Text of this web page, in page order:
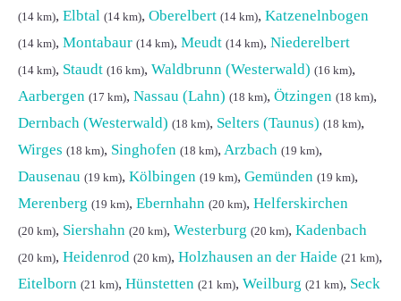
(14 km), Elbtal (14 km), Oberelbert (14 km), Katzenelnbogen
(14 km), Montabaur (14 km), Meudt (14 km), Niederelbert
(14 km), Staudt (16 km), Waldbrunn (Westerwald) (16 km),
Aarbergen (17 km), Nassau (Lahn) (18 km), Ötzingen (18 km),
Dernbach (Westerwald) (18 km), Selters (Taunus) (18 km),
Wirges (18 km), Singhofen (18 km), Arzbach (19 km),
Dausenau (19 km), Kölbingen (19 km), Gemünden (19 km),
Merenberg (19 km), Ebernhahn (20 km), Helferskirchen
(20 km), Siershahn (20 km), Westerburg (20 km), Kadenbach
(20 km), Heidenrod (20 km), Holzhausen an der Haide (21 km),
Eitelborn (21 km), Hünstetten (21 km), Weilburg (21 km), Seck